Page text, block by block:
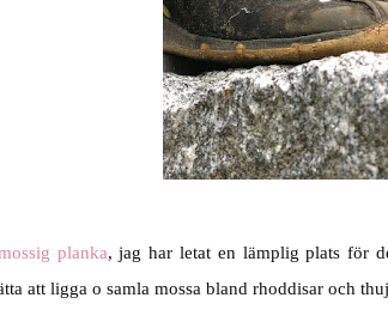
planka, jag har letat en lämplig plats för
att ligga o samla mossa bland rhoddisar och